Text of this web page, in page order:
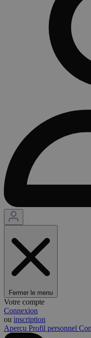
Fermer le menu
Votre compte
Connexion
ou inscription
Aperçu Profil personnel